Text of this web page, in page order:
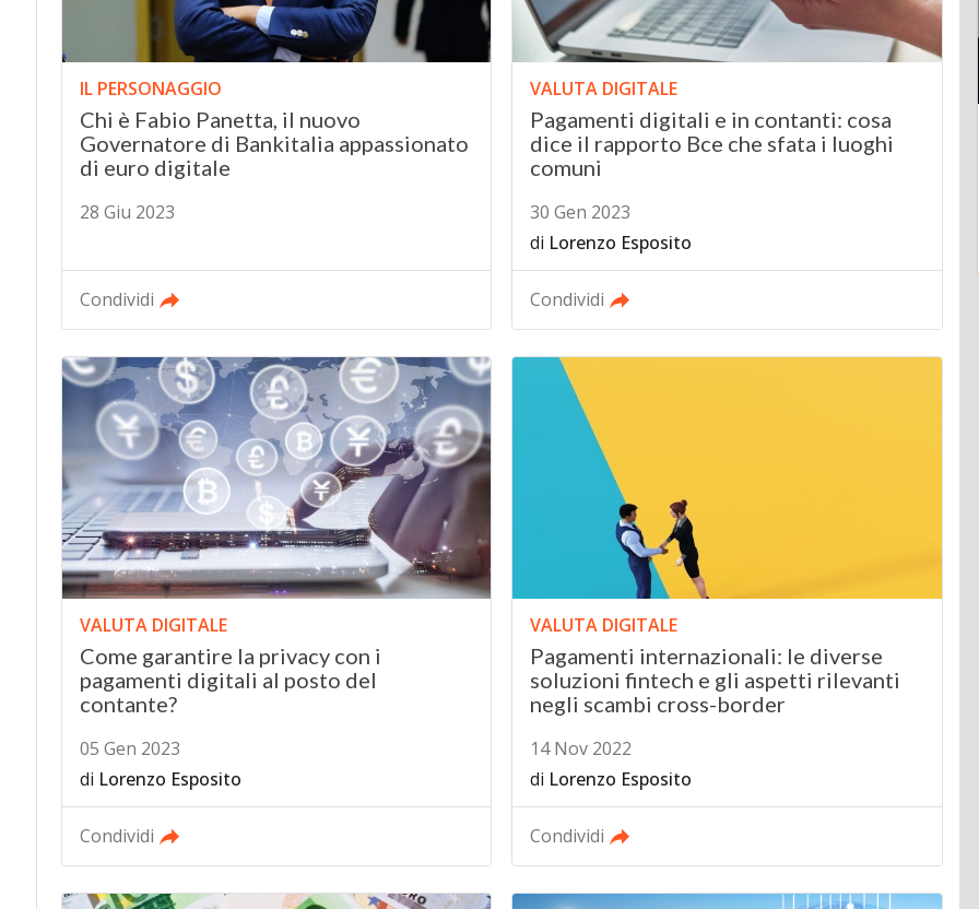
IL PERSONAGGIO
Chi è Fabio Panetta, il nuovo
Governatore di Bankitalia appassionato
di euro digitale
28 Giu 2023
Condividi
VALUTA DIGITALE
Pagamenti digitali e in contanti: cosa
dice il rapporto Bce che sfata i luoghi
comuni
30 Gen 2023
di Lorenzo Esposito
Condividi
VALUTA DIGITALE
Come garantire la privacy con i
pagamenti digitali al posto del
contante?
05 Gen 2023
di Lorenzo Esposito
Condividi
VALUTA DIGITALE
Pagamenti internazionali: le diverse
soluzioni fintech e gli aspetti rilevanti
negli scambi cross-border
14 Nov 2022
di Lorenzo Esposito
Condividi